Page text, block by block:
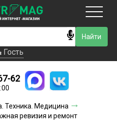
Гость
доставки
оплаты
Гость
62
Техника. Медицина
ревизия и ремонт